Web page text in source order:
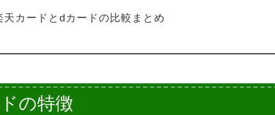
天カードとdカードの比較まとめ
の特徴